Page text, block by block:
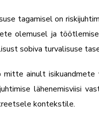
tagamisel on
olemusel ja
sobiva turvalisuse
mitte ainult
lähenemisviisi
kontekstile.